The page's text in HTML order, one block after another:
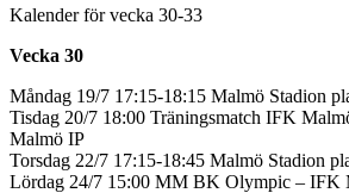
Kalender för vecka 30-33
Vecka 30
Måndag 19/7 17:15-18:15 Malmö Stadion
Tisdag 20/7 18:00 Träningsmatch IFK
Malmö IP
Torsdag 22/7 17:15-18:45 Malmö Stadion
Lördag 24/7 15:00 MM BK Olympic – IFK